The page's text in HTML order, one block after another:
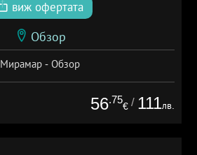
виж офертата
Обзор
Мирамар - Обзор
56.75
€ / 111лв.